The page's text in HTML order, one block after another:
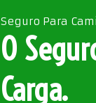
Seguro Para
O
Carga.